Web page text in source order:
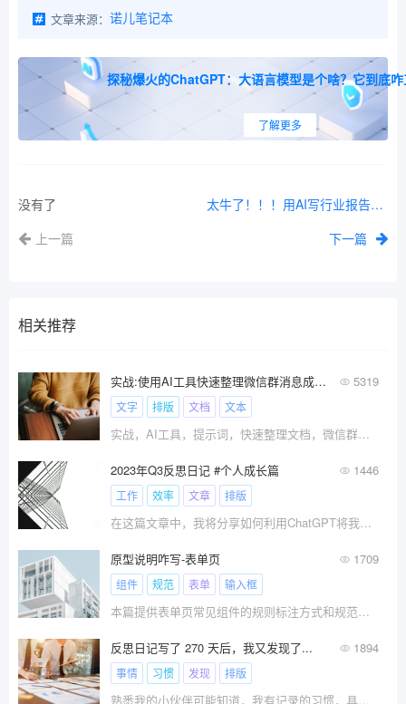
文章来源： 诺儿笔记本
探秘爆火的ChatGPT：大语言模型是个啥？它到底
了解更多
没有了
上一篇
太牛了！！！用AI写行业报告只需3步，10天的工作10分钟就搞定了
下一篇
相关推荐
实战:使用AI工具快速整理微信群消息成文档 5319
文字 排版 文档 文本
实战，AI工具，提示词，快速整理文档，微信群消息，成文档
2023年Q3反思日记 #个人成长篇 1446
工作 效率 文章 排版
在这篇文章中，我将分享如何利用ChatGPT将我的反思日记转化为吸引人的公众号文章。通过一个简单而有效的三步写作流程——排版初稿、内容润色与审阅、以及加入插图——我提升了写作效率，并且让内容更加丰富生动...
原型说明咋写-表单页 1709
组件 规范 表单 输入框
本篇提供表单页常见组件的规则标注方式和规范写法参考，建议使用标注图标+说明备注的方式，遵循易懂和高效的原则
反思日记写了 270 天后，我又发现了... 1894
事情 习惯 发现 排版
熟悉我的小伙伴可能知道，我有记录的习惯，具体体现在每日的反思日记和情感日记上。今年不知不觉发现今年已经 270 天已经过去了，整理的时候发现有不少 AHA 时刻，自己偷着回味的同时分享出来，希望对同频的人有些启发。